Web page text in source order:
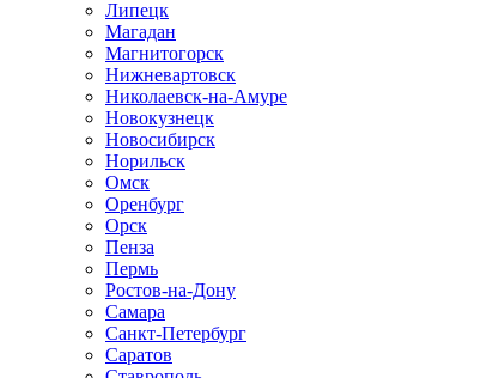
Липецк
Магадан
Магнитогорск
Нижневартовск
Николаевск-на-Амуре
Новокузнецк
Новосибирск
Норильск
Омск
Оренбург
Орск
Пенза
Пермь
Ростов-на-Дону
Самара
Санкт-Петербург
Саратов